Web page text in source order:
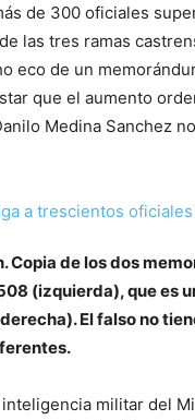
de 300 oficiales
las tres ramas
eco de un
que el aumento
Medina Sanchez
Copia de los dos
(izquierda), que es
El falso no
inteligencia militar del